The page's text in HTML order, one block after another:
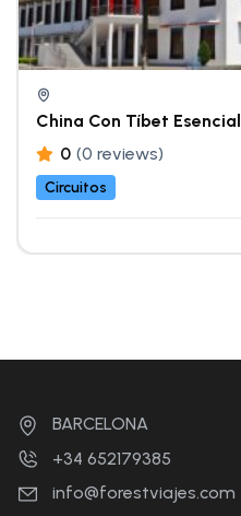
China Con Tíbet Esencial
0 (0 reviews)
Circuitos
BARCELONA
+34 652179385
info@forestviajes.com